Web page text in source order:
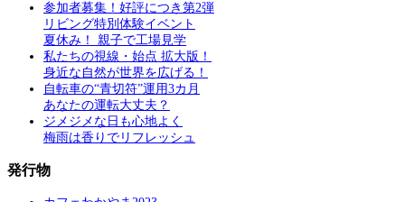
参加者募集！好評につき第2弾
リビング特別体験イベント
夏休み！ 親子で工場見学
私たちの視線・始点 拡大版！
身近な自然が世界を広げる！
自転車の“青切符”運用3カ月
あなたの運転大丈夫？
ジメジメな日も心地よく
梅雨は香りでリフレッシュ
発行物